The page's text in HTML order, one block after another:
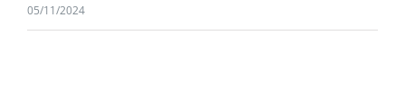
05/11/2024